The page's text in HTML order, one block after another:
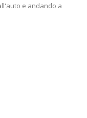
e andando a